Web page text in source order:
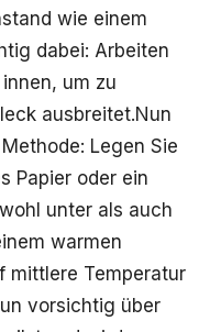
wie einem
dabei: Arbeiten
um zu
ausbreitet.Nun
Legen Sie
Papier oder ein
unter als auch
warmen
mittlere Temperatur
vorsichtig über